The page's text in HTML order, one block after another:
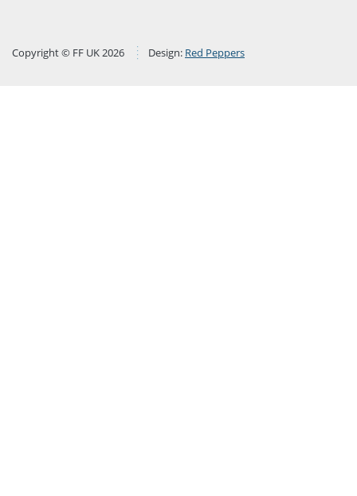
Copyright © FF UK 2026 Design: Red Peppers